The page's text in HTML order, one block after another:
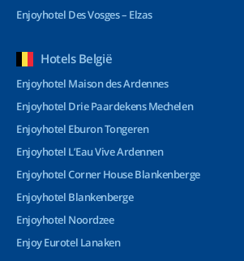
Enjoyhotel Des Vosges – Elzas
Hotels België
Enjoyhotel Maison des Ardennes
Enjoyhotel Drie Paardekens Mechelen
Enjoyhotel Eburon Tongeren
Enjoyhotel L’Eau Vive Ardennen
Enjoyhotel Corner House Blankenberge
Enjoyhotel Blankenberge
Enjoyhotel Noordzee
Enjoy Eurotel Lanaken